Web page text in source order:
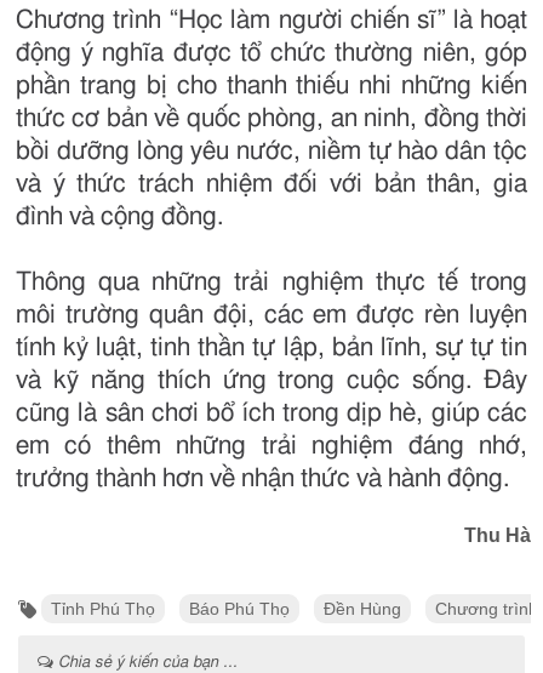
Chương trình “Học làm người chiến sĩ” là hoạt
động ý nghĩa được tổ chức thường niên, góp
phần trang bị cho thanh thiếu nhi những kiến
thức cơ bản về quốc phòng, an ninh, đồng thời
bồi dưỡng lòng yêu nước, niềm tự hào dân tộc
và ý thức trách nhiệm đối với bản thân, gia
đình và cộng đồng.
Thông qua những trải nghiệm thực tế trong
môi trường quân đội, các em được rèn luyện
tính kỷ luật, tinh thần tự lập, bản lĩnh, sự tự tin
và kỹ năng thích ứng trong cuộc sống. Đây
cũng là sân chơi bổ ích trong dịp hè, giúp các
em có thêm những trải nghiệm đáng nhớ,
trưởng thành hơn về nhận thức và hành động.
Thu Hà
Tỉnh Phú Thọ Báo Phú Thọ Đền Hùng Chương trình
Chia sẻ ý kiến của bạn ...